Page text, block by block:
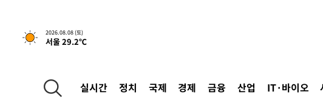
2026.08.08 (토)
서울 29.2℃
실시간 정치 국제 경제 금융 산업 IT·바이오